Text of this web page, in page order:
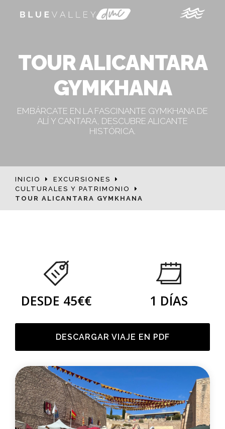
TOUR ALICANTARA
GYMKHANA
EMBÁRCATE EN LA FASCINANTE GYMKHANA DE
ALÍ Y CANTARA, DESCUBRE ALICANTE
HISTÓRICA.
INICIO
EXCURSIONES
CULTURALES Y PATRIMONIO
TOUR ALICANTARA GYMKHANA
DESDE 45€€ 1 DÍAS
DESCARGAR VIAJE EN PDF